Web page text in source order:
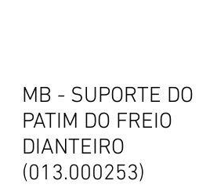
MB - SUPORTE DO
PATIM DO FREIO
DIANTEIRO
(013.000253)